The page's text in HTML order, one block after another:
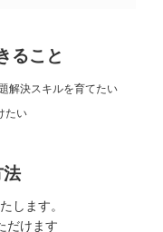
ること
解決スキルを育てたい
たい
します。
だけます